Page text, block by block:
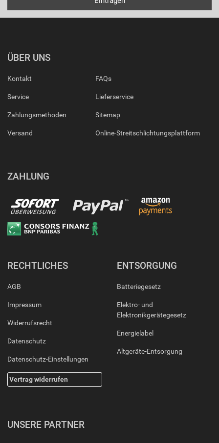
ÜBER UNS
Kontakt
Service
Zahlungsmethoden
Versand
FAQs
Lieferservice
Sitemap
Online-Streitschlichtungsplattform
ZAHLUNG
RECHTLICHES
AGB
Impressum
Widerrufsrecht
Datenschutz
Datenschutz-Einstellungen
Vertrag widerrufen
ENTSORGUNG
Batteriegesetz
Elektro- und
Elektronikgerätegesetz
Energielabel
Altgeräte-Entsorgung
UNSERE PARTNER